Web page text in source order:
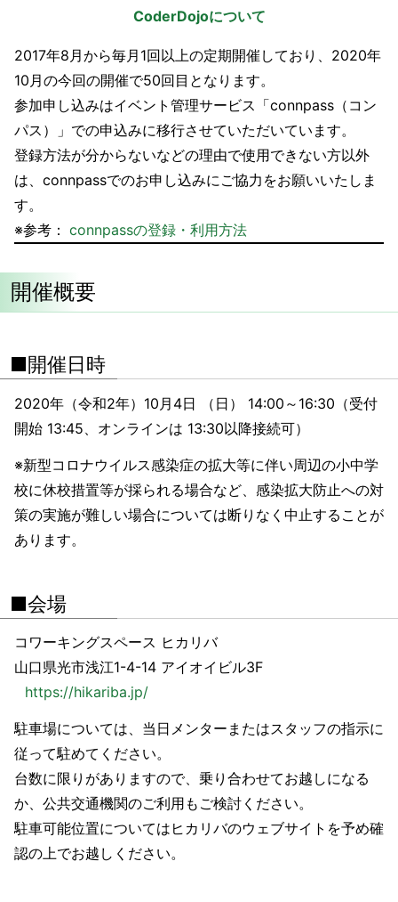
CoderDojoについて
2017年8月から毎月1回以上の定期開催しており、2020年
10月の今回の開催で50回目となります。
参加申し込みはイベント管理サービス「connpass（コン
パス）」での申込みに移行させていただいています。
登録方法が分からないなどの理由で使用できない方以外
は、connpassでのお申し込みにご協力をお願いいたしま
す。
※参考： connpassの登録・利用方法
開催概要
■開催日時
2020年（令和2年）10月4日 （日） 14:00～16:30（受付
開始 13:45、オンラインは 13:30以降接続可）
※新型コロナウイルス感染症の拡大等に伴い周辺の小中学
校に休校措置等が採られる場合など、感染拡大防止への対
策の実施が難しい場合については断りなく中止することが
あります。
■会場
コワーキングスペース ヒカリバ
山口県光市浅江1-4-14 アイオイビル3F
https://hikariba.jp/
駐車場については、当日メンターまたはスタッフの指示に
従って駐めてください。
台数に限りがありますので、乗り合わせてお越しになる
か、公共交通機関のご利用もご検討ください。
駐車可能位置についてはヒカリバのウェブサイトを予め確
認の上でお越しください。